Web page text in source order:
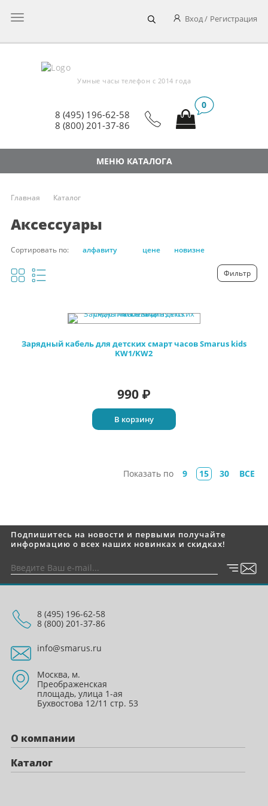
Вход Регистрация
Главное
0
8 (495) 196-62-58
8 (800) 201-37-86
Умные часы телефон c 2014 года
МЕНЮ КАТАЛОГА
Главная Каталог
Аксессуары
Сортировать по: алфавиту цене новизне
Фильтр
Зарядный кабель для детских смарт часов Smarus kids
KW1/KW2
990 ₽
В корзину
Показать по 9 15 30 ВСЕ
Подпишитесь на новости и первыми получайте
информацию о всех наших новинках и скидках!
8 (495) 196-62-58
8 (800) 201-37-86
info@smarus.ru
Москва, м.
Преображенская
площадь, улица 1-ая
Бухвостова 12/11 стр. 53
О компании
Каталог